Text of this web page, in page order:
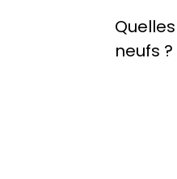
neufs ?